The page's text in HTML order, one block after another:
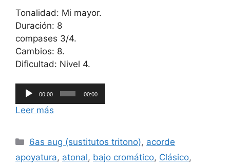
Tonalidad: Mi mayor.
Duración: 8
compases 3/4.
Cambios: 8.
Dificultad: Nivel 4.
Reproductor
de
audio
00:00 00:00
Leer más
Categorías
6as aug (sustitutos tritono), acorde
apoyatura, atonal, bajo cromático, Clásico,